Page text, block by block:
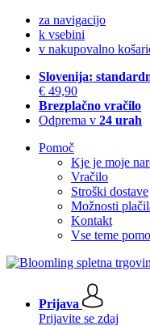
za navigacijo
k vsebini
v nakupovalno
Slovenija:
€ 49,90
Brezplačno vračilo
Odprema v 24 urah
Pomoč
Kje je moje
Vračilo
Stroški dostave
Možnosti
Kontakt
Vse teme
Prijava
Prijavite se zdaj